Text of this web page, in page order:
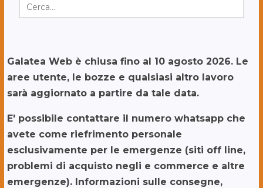
Galatea Web è chiusa fino al 10 agosto 2026. Le
aree utente, le bozze e qualsiasi altro lavoro
sarà aggiornato a partire da tale data.
E' possibile contattare il numero whatsapp che
avete come riefrimento personale
esclusivamente per le emergenze (siti off line,
problemi di acquisto negli e commerce e altre
emergenze). Informazioni sulle consegne,